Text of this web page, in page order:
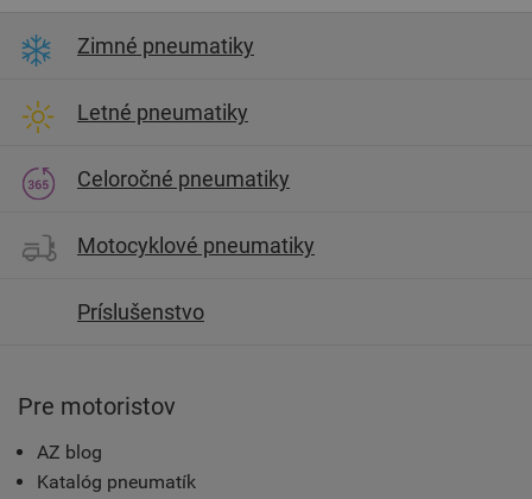
Zimné pneumatiky
Letné pneumatiky
Celoročné pneumatiky
Motocyklové pneumatiky
Príslušenstvo
Pre motoristov
AZ blog
Katalóg pneumatík